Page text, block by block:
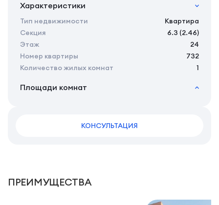
Характеристики
Тип недвижимости
Квартира
Секция
6.3 (2.46)
Этаж
24
Номер квартиры
732
Количество жилых комнат
1
Площади комнат
КОНСУЛЬТАЦИЯ
ПРЕИМУЩЕСТВА